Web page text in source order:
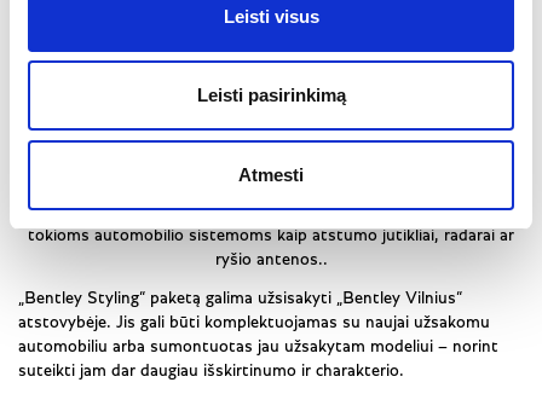
Leisti visus
Leisti pasirinkimą
Atmesti
Spur“, „Continental GT“ ir „Bentayga“ modelių aerodinamines
savybes. Pirmieji prototipiniai komponentai kuriami ir tobulinami
užtikrinamas optimalus priekinis ir galinis prispaudimas bei
sumažinamas oro pasipriešinimas.
nustatyti ir sumažinti galimą anglies pluošto detalių poveikį
tokioms automobilio sistemoms kaip atstumo jutikliai, radarai ar
ryšio antenos..
„Bentley Styling“ paketą galima užsisakyti „Bentley Vilnius“
atstovybėje. Jis gali būti komplektuojamas su naujai užsakomu
automobiliu arba sumontuotas jau užsakytam modeliui – norint
suteikti jam dar daugiau išskirtinumo ir charakterio.